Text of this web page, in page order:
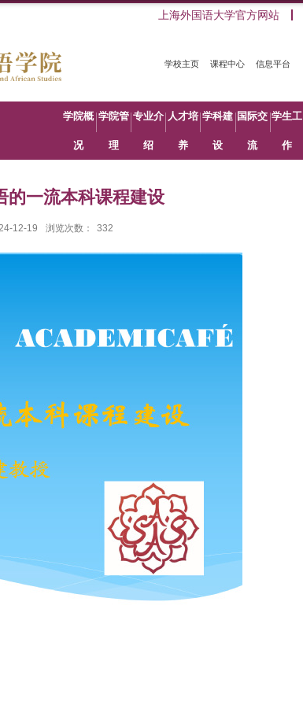
上海外国语大学官方网站
学校主页 课程中心 信息平台
学院概
况
学院管
理
专业介
绍
人才培
养
学科建
设
国际交
流
学生工
作
的一流本科课程建设
12-19 浏览次数： 332